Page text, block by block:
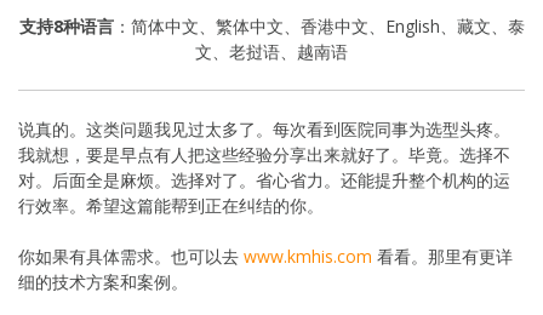
支持8种语言：简体中文、繁体中文、香港中文、English、藏文、泰
文、老挝语、越南语
说真的。这类问题我见过太多了。每次看到医院同事为选型头疼。
我就想，要是早点有人把这些经验分享出来就好了。毕竟。选择不
对。后面全是麻烦。选择对了。省心省力。还能提升整个机构的运
行效率。希望这篇能帮到正在纠结的你。
你如果有具体需求。也可以去 www.kmhis.com 看看。那里有更详
细的技术方案和案例。